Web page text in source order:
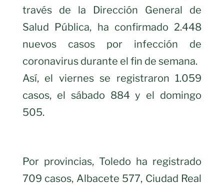
través de la Dirección General de
Salud Pública, ha confirmado 2.448
nuevos casos por infección de
coronavirus durante el fin de semana.
Así, el viernes se registraron 1.059
casos, el sábado 884 y el domingo
505.
Por provincias, Toledo ha registrado
709 casos, Albacete 577, Ciudad Real